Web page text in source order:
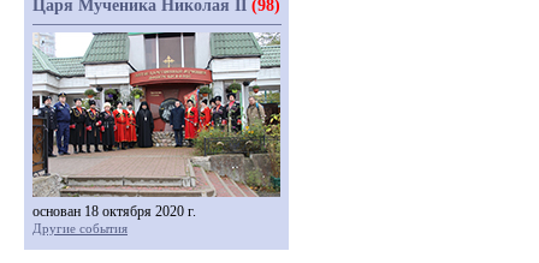
Царя Мученика Николая II (98)
основан 18 октября 2020 г.
Другие события